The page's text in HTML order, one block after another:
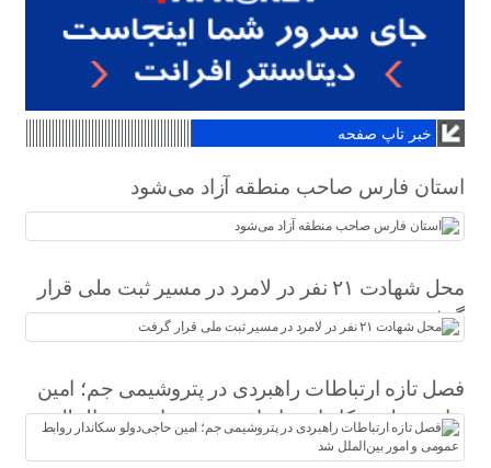
خبر تاپ صفحه
استان فارس صاحب منطقه آزاد می‌شود
محل شهادت ۲۱ نفر در لامرد در مسیر ثبت ملی قرار
گرفت
فصل تازه ارتباطات راهبردی در پتروشیمی جم؛ امین
حاجی‌دولو سکاندار روابط عمومی و امور بین‌الملل
شد